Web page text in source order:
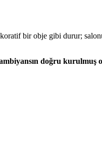
bir obje gibi durur;
doğru kurulmuş